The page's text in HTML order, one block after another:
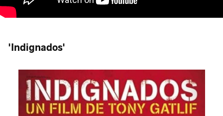
'Indignados'